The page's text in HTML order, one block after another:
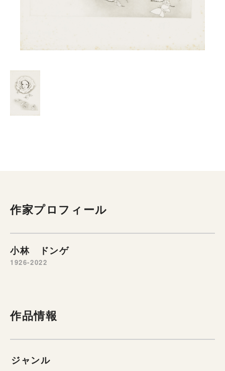
作家プロフィール
小林 ドンゲ
1926-2022
作品情報
ジャンル